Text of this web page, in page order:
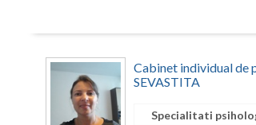
Cabinet individual de
SEVASTITA
Specialitati